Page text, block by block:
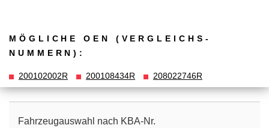
MÖGLICHE OEN (VERGLEICHS­
NUMMERN):
200102002R 200108434R 208022746R
Fahrzeugauswahl nach KBA-Nr.